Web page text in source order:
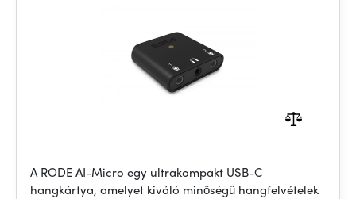
A RODE AI-Micro egy ultrakompakt USB-C
hangkártya, amelyet kiváló minőségű hangfelvételek